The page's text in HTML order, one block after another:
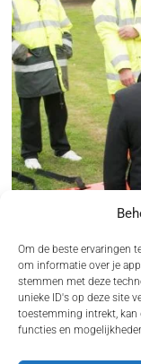
Om de beste ervaringen
om informatie over je
stemmen met deze
unieke ID's op deze site
toestemming intrekt, kan
functies en
BHV CURSUS REGELEN
Een incident op de